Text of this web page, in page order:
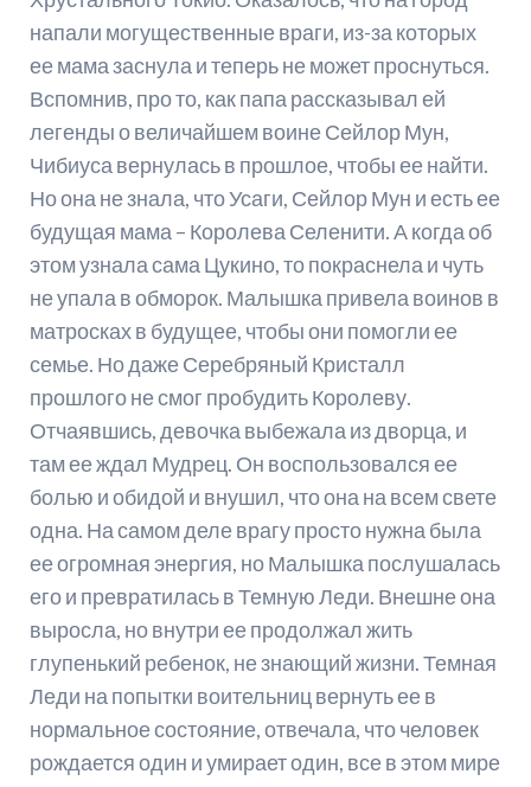
напали могущественные враги, из-за которых
ее мама заснула и теперь не может проснуться.
Вспомнив, про то, как папа рассказывал ей
легенды о величайшем воине Сейлор Мун,
Чибиуса вернулась в прошлое, чтобы ее найти.
Но она не знала, что Усаги, Сейлор Мун и есть ее
будущая мама – Королева Селенити. А когда об
этом узнала сама Цукино, то покраснела и чуть
не упала в обморок. Малышка привела воинов в
матросках в будущее, чтобы они помогли ее
семье. Но даже Серебряный Кристалл
прошлого не смог пробудить Королеву.
Отчаявшись, девочка выбежала из дворца, и
там ее ждал Мудрец. Он воспользовался ее
болью и обидой и внушил, что она на всем свете
одна. На самом деле врагу просто нужна была
ее огромная энергия, но Малышка послушалась
его и превратилась в Темную Леди. Внешне она
выросла, но внутри ее продолжал жить
глупенький ребенок, не знающий жизни. Темная
Леди на попытки воительниц вернуть ее в
нормальное состояние, отвечала, что человек
рождается один и умирает один, все в этом мире